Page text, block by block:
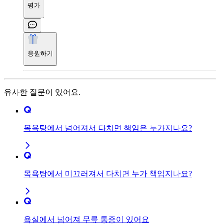
평가
응원하기
유사한 질문이 있어요.
목욕탕에서 넘어져서 다치면 책임은 누가지나요?
목욕탕에서 미끄러져서 다치면 누가 책임지나요?
욕실에서 넘어져 무릎 통증이 있어요